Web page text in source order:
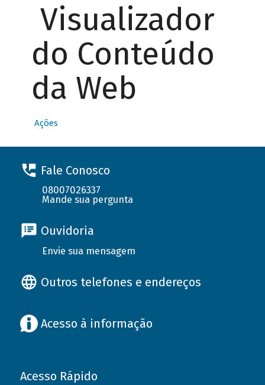
Visualizador
do Conteúdo
da Web
Ações
Fale Conosco
08007026337
Mande sua pergunta
Ouvidoria
Envie sua mensagem
Outros telefones e endereços
Acesso à informação
Acesso Rápido